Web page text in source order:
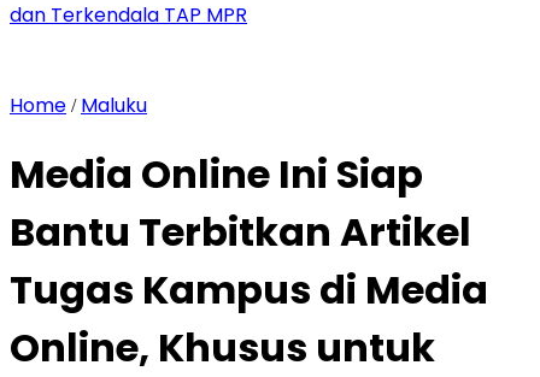
dan Terkendala TAP MPR
Home / Maluku
Media Online Ini Siap
Bantu Terbitkan Artikel
Tugas Kampus di Media
Online, Khusus untuk